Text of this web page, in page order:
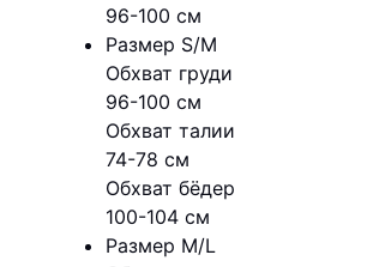
96-100 см
Размер S/M
Обхват груди
96-100 см
Обхват талии
74-78 см
Обхват бёдер
100-104 см
Размер M/L